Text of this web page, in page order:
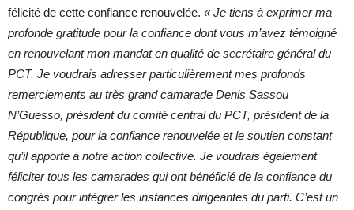
félicité de cette confiance renouvelée. « Je tiens à exprimer ma
profonde gratitude pour la confiance dont vous m’avez témoigné
en renouvelant mon mandat en qualité de secrétaire général du
PCT. Je voudrais adresser particulièrement mes profonds
remerciements au très grand camarade Denis Sassou
N’Guesso, président du comité central du PCT, président de la
République, pour la confiance renouvelée et le soutien constant
qu’il apporte à notre action collective. Je voudrais également
féliciter tous les camarades qui ont bénéficié de la confiance du
congrès pour intégrer les instances dirigeantes du parti. C’est un